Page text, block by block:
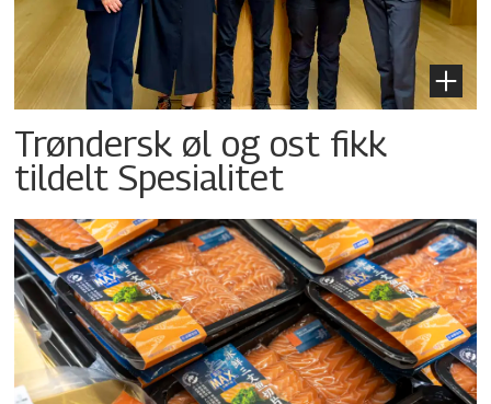
Trøndersk øl og ost fikk
tildelt Spesialitet